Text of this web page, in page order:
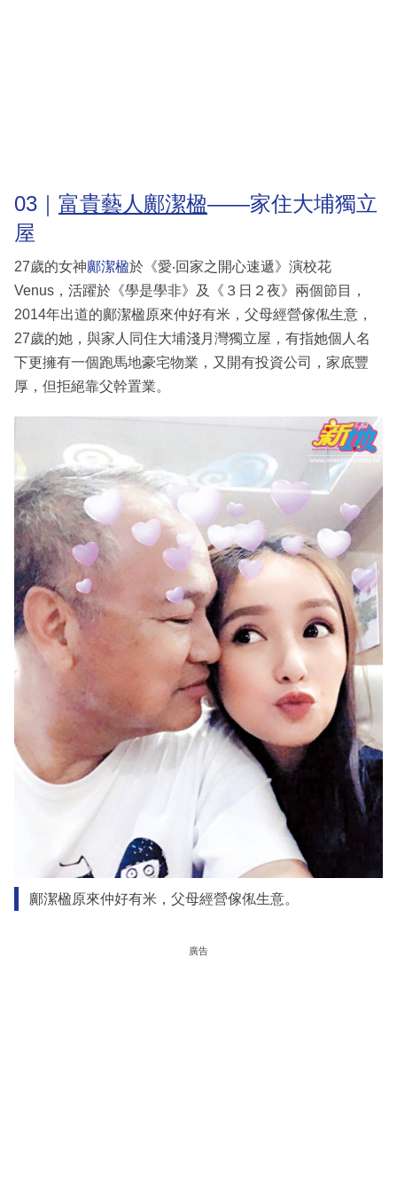
03｜ 富貴藝人鄺潔楹——家住大埔獨立
屋
27歲的女神鄺潔楹於《愛‧回家之開心速遞》演校花
Venus，活躍於《學是學非》及《３日２夜》兩個節目，
2014年出道的鄺潔楹原來仲好有米，父母經營傢俬生意，
27歲的她，與家人同住大埔淺月灣獨立屋，有指她個人名
下更擁有一個跑馬地豪宅物業，又開有投資公司，家底豐
厚，但拒絕靠父幹置業。
鄺潔楹原來仲好有米，父母經營傢俬生意。
廣告